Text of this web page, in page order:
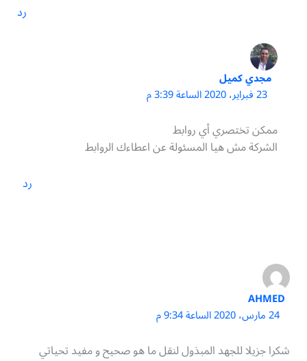
رد
مجدي كميل
23 فبراير، 2020 الساعة 3:39 م
ممكن تختصري أي روابط
الشركة مش هيا المسئولة عن اعطاءك الروابط
رد
AHMED
24 مارس، 2020 الساعة 9:34 م
شكرا جزيلا للجهد المبذول لنقل ما هو صحيح و مفيد تحياتي